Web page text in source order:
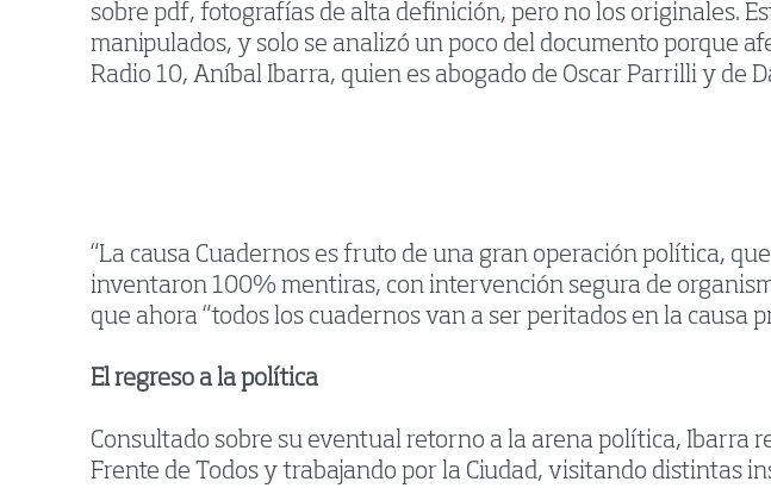
sobre pdf, fotografías de alta definición, pero no los originales.
manipulados, y solo se analizó un poco del documento porque
Radio 10, Aníbal Ibarra, quien es abogado de Oscar Parrilli y de
“La causa Cuadernos es fruto de una gran operación política,
inventaron 100% mentiras, con intervención segura de
que ahora “todos los cuadernos van a ser peritados en la
El regreso a la política
Consultado sobre su eventual retorno a la arena política, Ibarra
Frente de Todos y trabajando por la Ciudad, visitando distintas